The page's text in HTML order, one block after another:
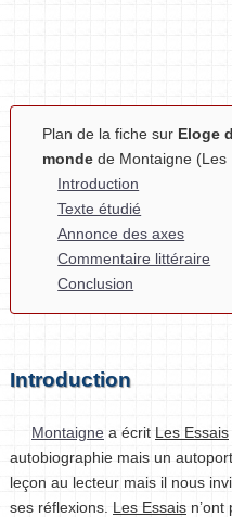
Plan de la fiche sur Eloge
mondede Montaigne (Les
Introduction
Texte étudié
Annonce des axes
Commentaire littéraire
Conclusion
Introduction
Montaigne a écrit Les Essais
autobiographie mais un
leçon au lecteur mais il nous
ses réflexions. Les Essais